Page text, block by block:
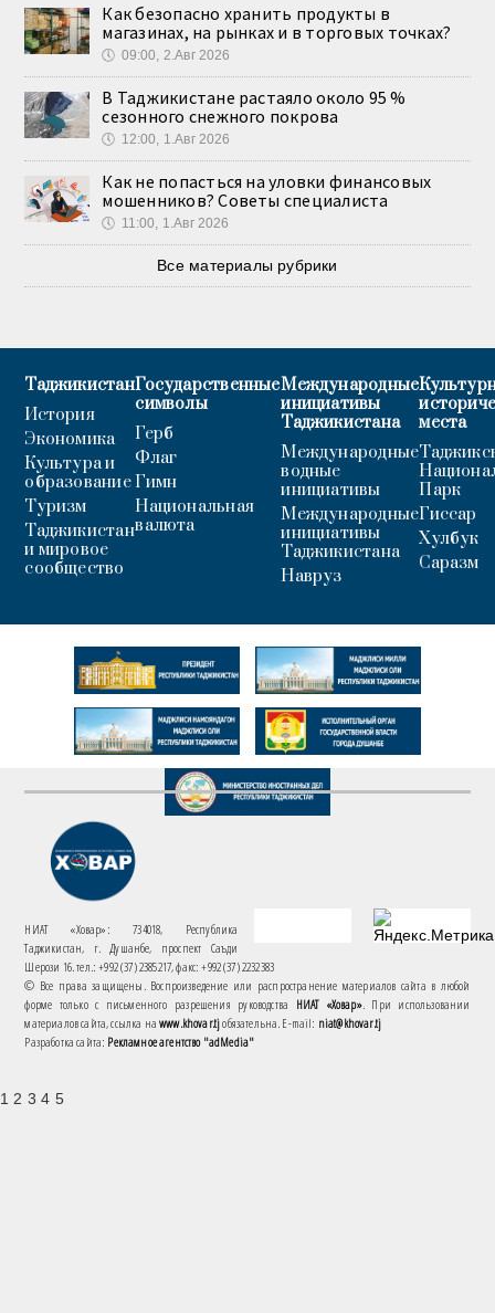
Как безопасно хранить продукты в
магазинах, на рынках и в торговых точках?
🕔 09:00, 2.Авг 2026
В Таджикистане растаяло около 95 %
сезонного снежного покрова
🕔 12:00, 1.Авг 2026
Как не попасться на уловки финансовых
мошенников? Советы специалиста
🕔 11:00, 1.Авг 2026
Все материалы рубрики
Таджикистан
История
Экономика
Культура и
образование
Туризм
Таджикистан
и мировое
сообщество
Государственные
символы
Герб
Флаг
Гимн
Национальная
валюта
Международные
инициативы
Таджикистана
Международные
водные
инициативы
Международные
инициативы
Таджикистана
Навруз
места
Парк
Гиссар
Хулбук
Саразм
НИАТ «Ховар»: 734018, Республика
Таджикистан, г. Душанбе, проспект Саъди
Шерози 16. тел.: +992 (37) 2385217, факс: +992 (37) 2232383
© Все права защищены. Воспроизведение или распространение материалов сайта в любой
форме только с письменного разрешения руководства НИАТ «Ховар». При использовании
материалов сайта, ссылка наwww.khovar.tjобязательна. E-mail: niat@khovar.tj
Разработка сайта: Рекламное агентство "adMedia"
1 2 3 4 5